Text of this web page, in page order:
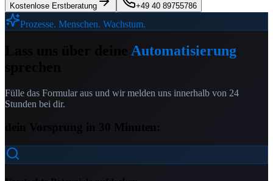
Kostenlose Erstberatung +49 40 89755786
Prozesse. Menschen. Wachstum.
Automatisierung
Fülle das Formular aus und wir melden uns innerhalb von 24
Stunden bei dir.
dein Vorsprung in 30 Minuten: